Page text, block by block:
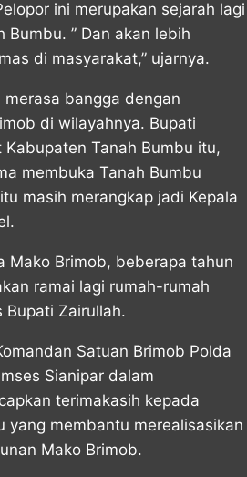
ini merupakan sejarah lagi
Bumbu. ” Dan akan lebih
di masyarakat,” ujarnya.
bangga dengan
di wilayahnya. Bupati
Tanah Bumbu itu,
membuka Tanah Bumbu
masih merangkap jadi Kepala
Mako Brimob, beberapa tahun
ramai lagi rumah-rumah
Bupati Zairullah.
Satuan Brimob Polda
Sianipar dalam
terimakasih kepada
yang membantu merealisasikan
Mako Brimob.